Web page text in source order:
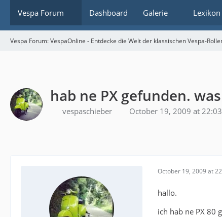
Vespa Forum Dashboard Galerie Lexikon
Vespa Forum: VespaOnline - Entdecke die Welt der klassischen Vespa-
hab ne PX gefunden.
vespaschieber October 19, 2009 at 22:03
October 19, 2009 at
hallo.
ich hab ne PX 80